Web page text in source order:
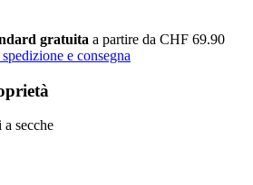
gratuita a partire da CHF 69.90
e consegna
secche